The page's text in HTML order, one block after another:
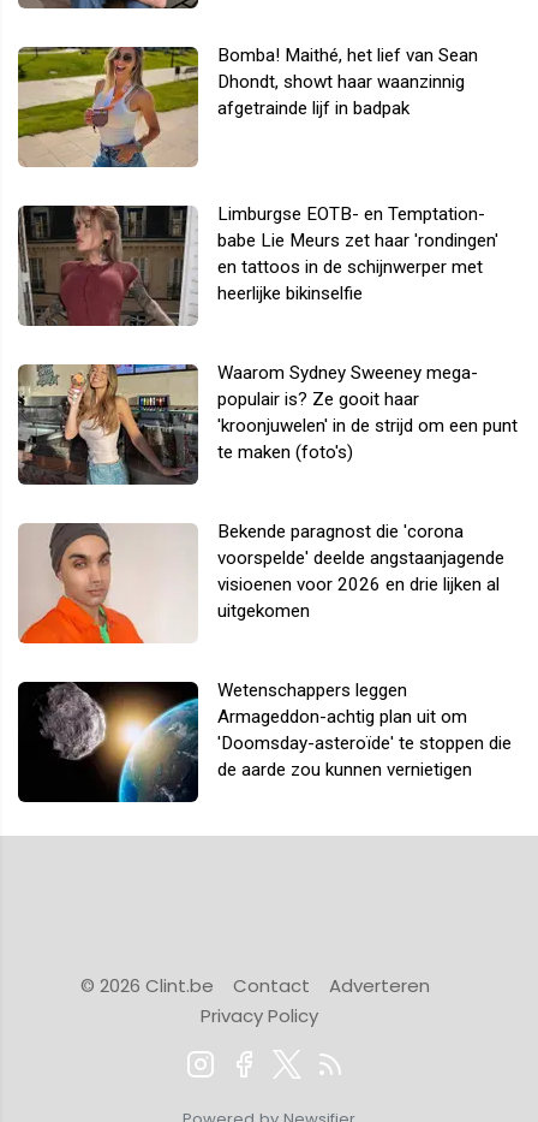
Bomba! Maithé, het lief van Sean
Dhondt, showt haar waanzinnig
afgetrainde lijf in badpak
Limburgse EOTB- en Temptation-
babe Lie Meurs zet haar 'rondingen'
en tattoos in de schijnwerper met
heerlijke bikinselfie
Waarom Sydney Sweeney mega-
populair is? Ze gooit haar
'kroonjuwelen' in de strijd om een punt
te maken (foto's)
Bekende paragnost die 'corona
voorspelde' deelde angstaanjagende
visioenen voor 2026 en drie lijken al
uitgekomen
Wetenschappers leggen
Armageddon-achtig plan uit om
'Doomsday-asteroïde' te stoppen die
de aarde zou kunnen vernietigen
© 2026 Clint.be Contact
Adverteren
Privacy Policy